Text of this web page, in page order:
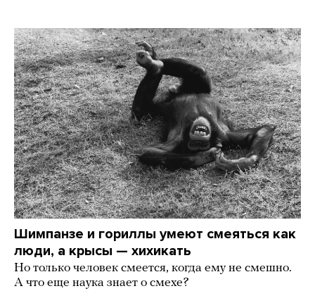
Шимпанзе и гориллы умеют смеяться как
люди, а крысы — хихикать
Но только человек смеется, когда ему не смешно.
А что еще наука знает о смехе?